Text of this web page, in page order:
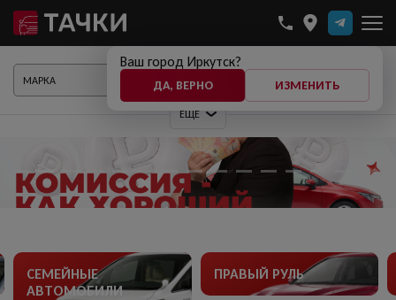
Ваш город Иркутск?
ДА, ВЕРНО ИЗМЕНИТЬ
ЕЩЕ
ПОКАЗАТЬ АВТО
СЕМЕЙНЫЕ
АВТОМОБИЛИ
ПРАВЫЙ РУЛЬ